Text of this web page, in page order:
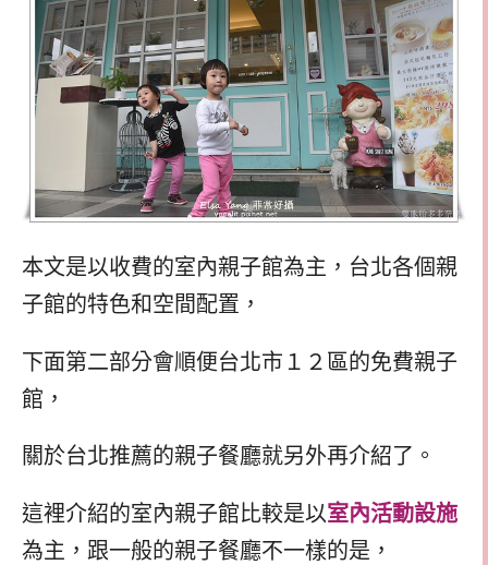
本文是以收費的室內親子館為主，台北各個親
子館的特色和空間配置，
下面第二部分會順便台北市１２區的免費親子
館，
關於台北推薦的親子餐廳就另外再介紹了。
這裡介紹的室內親子館比較是以室內活動設施
為主，跟一般的親子餐廳不一樣的是，